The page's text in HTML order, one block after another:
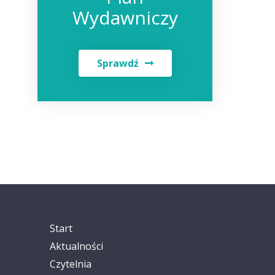
Wydawniczy
Sprawdź
Start
Aktualności
Czytelnia